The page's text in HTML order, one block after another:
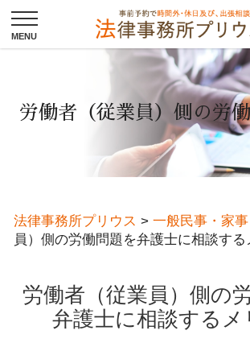
労働者（従業員）側の労
法律事務所プリウス > 一般民事・家事
員）側の労働問題を弁護士に相談する
労働者（従業員）側の
弁護士に相談するメ